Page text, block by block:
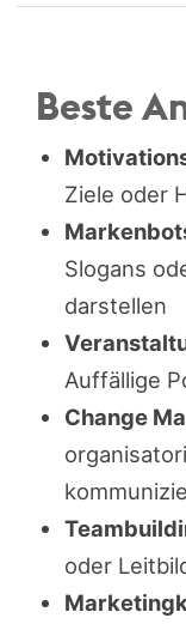
Beste
Ziele oder
Slogans
darstellen
Auffällige
Change
oder